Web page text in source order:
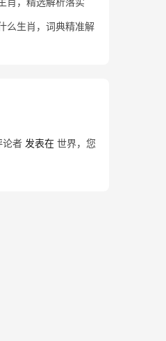
么生肖，词典精准解
论者 发表在 世界，您